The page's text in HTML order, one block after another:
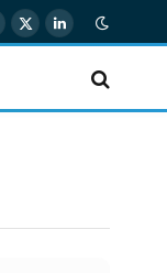
X
LinkedIn